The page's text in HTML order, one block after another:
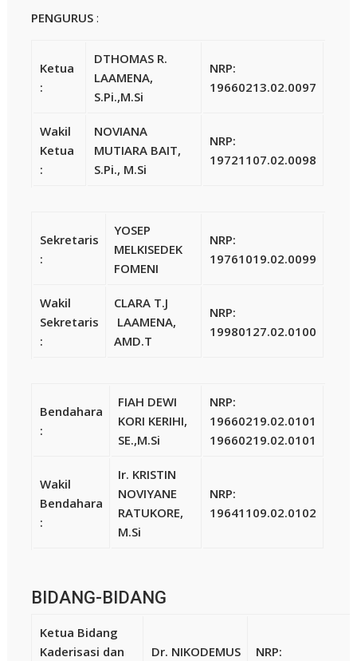
PENGURUS:
Ketua
:
DTHOMAS R.
LAAMENA,
S.Pi.,M.Si
NRP:
19660213.02.0097
Wakil
Ketua
:
NOVIANA
MUTIARA BAIT,
S.Pi., M.Si
NRP:
19721107.02.0098
Sekretaris
:
YOSEP
MELKISEDEK
FOMENI
NRP:
19761019.02.0099
Wakil
Sekretaris
:
CLARA T.J
LAAMENA,
AMD.T
NRP:
19980127.02.0100
Bendahara
:
FIAH DEWI
KORI KERIHI,
SE.,M.Si
NRP:
19660219.02.0101
19660219.02.0101
Wakil
Bendahara
:
Ir. KRISTIN
NOVIYANE
RATUKORE,
M.Si
NRP:
19641109.02.0102
BIDANG-BIDANG
Ketua Bidang
Kaderisasi dan
Dr. NIKODEMUS
NRP: